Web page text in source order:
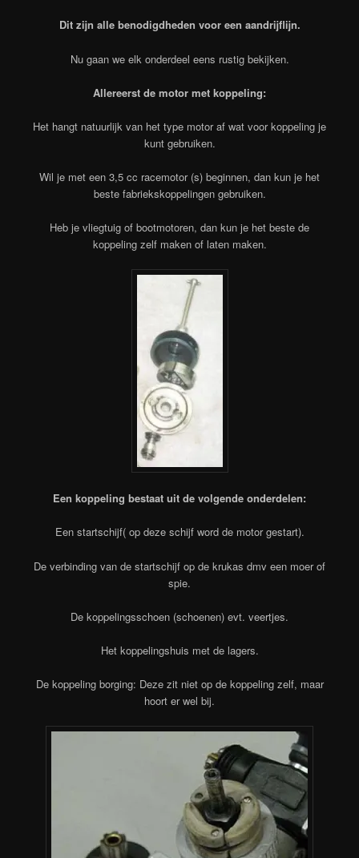
Dit zijn alle benodigdheden voor een aandrijflijn.
Nu gaan we elk onderdeel eens rustig bekijken.
Allereerst de motor met koppeling:
Het hangt natuurlijk van het type motor af wat voor koppeling je
kunt gebruiken.
Wil je met een 3,5 cc racemotor (s) beginnen, dan kun je het
beste fabriekskoppelingen gebruiken.
Heb je vliegtuig of bootmotoren, dan kun je het beste de
koppeling zelf maken of laten maken.
Een koppeling bestaat uit de volgende onderdelen:
Een startschijf( op deze schijf word de motor gestart).
De verbinding van de startschijf op de krukas dmv een moer of
spie.
De koppelingsschoen (schoenen) evt. veertjes.
Het koppelingshuis met de lagers.
De koppeling borging: Deze zit niet op de koppeling zelf, maar
hoort er wel bij.